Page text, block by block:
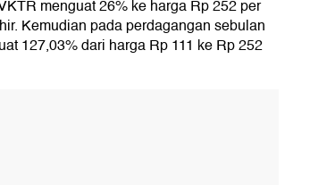
menguat 26% ke harga Rp 252 per
Kemudian pada perdagangan sebulan
127,03% dari harga Rp 111 ke Rp 252